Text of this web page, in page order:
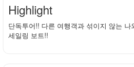
Highlight
단독투어!! 다른 여행객과 섞이지 않는
세일링 보트!!